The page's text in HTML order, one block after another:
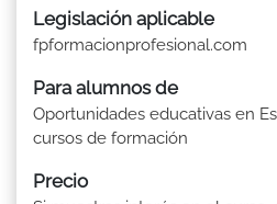
Legislación aplicable
fpformacionprofesional.com
Para alumnos de
Oportunidades educativas en
cursos de formación
Precio